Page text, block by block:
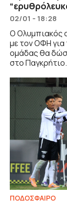
02/01 - 18:28
Ο Ολυμπιακός
με τον ΟΦΗ για
ομάδας θα
στο Παγκρήτιο.
ΠΟΔΟΣΦΑΙΡΟ